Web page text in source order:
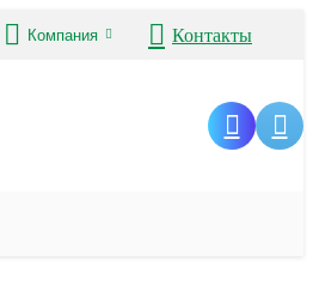
Компания Контакты